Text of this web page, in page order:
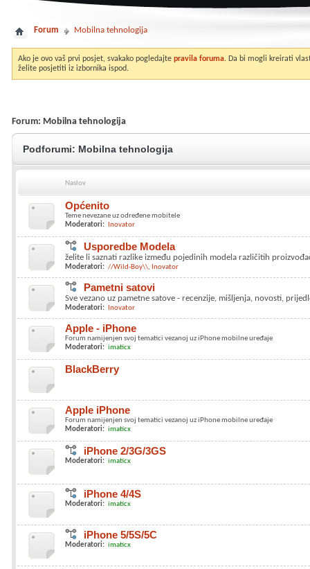
Forum Mobilna tehnologija
Ako je ovo vaš prvi posjet, svakako pogledajte pravila foruma. Da bi mogli kreirati
želite posjetiti iz izbornika ispod.
Forum: Mobilna tehnologija
Podforumi: Mobilna tehnologija
Naslov
Općenito
Teme nevezane uz određene mobitele
Moderatori:
Inovator
Usporedbe Modela
želite li saznati razlike između pojedinih modela različitih
Moderatori: //Wild-Boy\\ Inovator
Pametni satovi
Sve vezano uz pametne satove - recenzije, mišljenja, novosti,
Moderatori: Inovator
Apple - iPhone
Forum namijenjen svoj tematici vezanoj uz iPhone mobilne uređaje
Moderatori: imaticx
BlackBerry
Apple iPhone
Forum namijenjen svoj tematici vezanoj uz iPhone mobilne uređaje
Moderatori: imaticx
iPhone 2/3G/3GS
Moderatori: imaticx
iPhone 4/4S
Moderatori: imaticx
iPhone 5/5S/5C
Moderatori: imaticx